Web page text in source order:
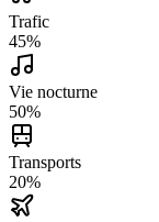
Trafic
45%
Vie nocturne
50%
Transports
20%